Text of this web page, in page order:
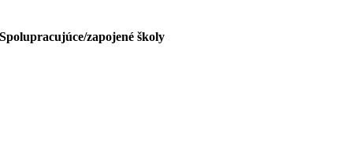
Spolupracujúce/zapojené školy